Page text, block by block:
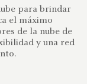
para brindar
el máximo
de la nube de
y una red